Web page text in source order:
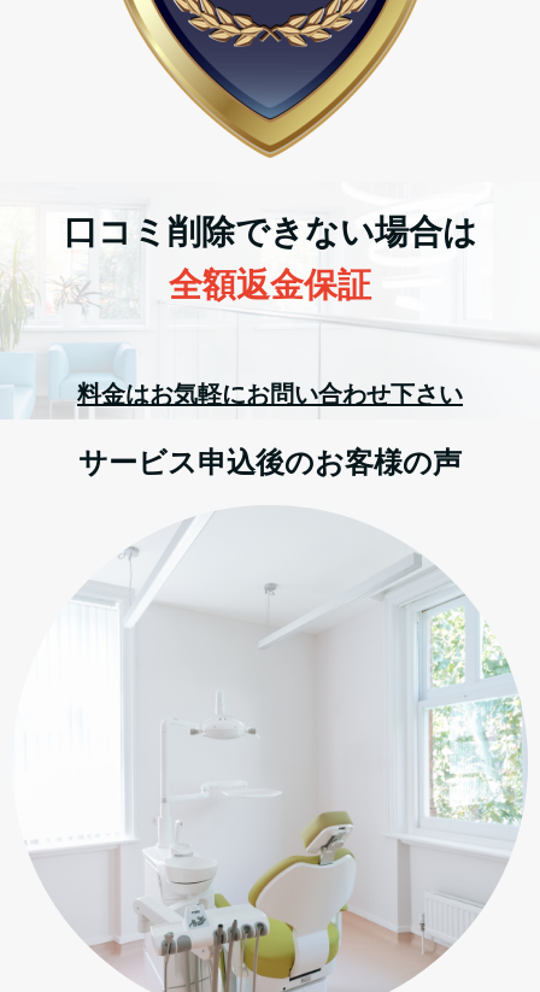
口コミ削除できない場合は
全額返金保証
料金はお気軽にお問い合わせ下さい
サービス申込後のお客様の声